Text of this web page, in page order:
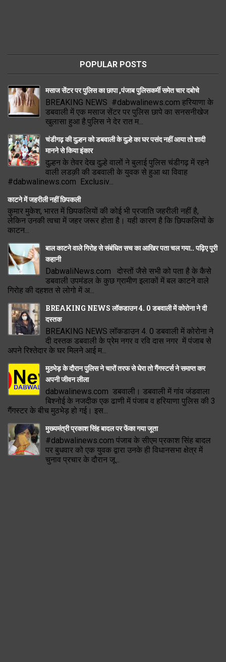
POPULAR POSTS
मसाज सेंटर पर पुलिस का छापा ,पंजाब पुलिसकर्मी समेत चार दबोचे
BREAKING NEWS #dabwalinews.com हरियाणा के
डबवाली में एक मसाज सेंटर पर पुलिस छापे का सनसनीखेज
खुलासा हुआ है.पुलिस ने देर रात म...
चंडीगढ़ की दुल्हन को डबवाली के दुल्हे का घर पसंद नहीं आया तो शादी
मानने से किया इंकार
दुल्हन के तेवर देख दुल्हे वालों ने बुलाई पुलिस चंडीगढ़ में रहने
वाली लडक़ी की डबवाली के युवक से हुआ था विवाह
#dabwalinews.com Exclusiv...
काटने में जहरीली नहीं छिपकली
कुमार मुकेश, भारत में छिपकलियों की कोई भी प्रजाति जहरीली नहीं है,
लेकिन उनकी त्वचा में जहर जरूर होता है। यही कारण है कि छिपकलियों के
काटन...
बाल काटने वाले गिरोह से संबंधित सच का आखिर पता चल गया.. पढ़िए पूरी
कहानी
DabwaliNews.com दोस्तों जैसे सभी को पता है के कैसे
डबवाली उपमंडल के कुछ ग्रामीण इलाकों में बल काटने वाले
गिरोह की दहशत से लोगो में अ...
BREAKING NEWS लॉकडाउन 4. 0 डबवाली में कोरोना ने दी
दस्तक
BREAKING NEWS लॉकडाउन 4. 0 डबवाली में कोरोना ने
दी दस्तक डबवाली के प्रेम नगर व रवि दास नगर में पंजाब से
अपने रिश्तेदार के घर मिलने आई म...
मुठभेड़ के दौरान पुलिस ने चारों तरफ से घेरा तो गैंगस्टर्स ने समाप्त कर
अपनी जीवन लीला
dabwalinews.com डबवाली। डबवाली में गांव जंडवाला
बिश्नोई के नजदीक एक ढाणी में पंजाब व हरियाणा पुलिस की 3
गैंगस्टर के बीच मुठभेड़ हो गई। इस...
मुख्यमंत्री प्रकाश सिंह बादल पर फेंका गया जूता
#dabwalinews.com पंजाब के सीएम प्रकाश सिंह बादल
पर बुधवार को एक युवक द्वारा उनके ही विधानसभा क्षेत्र में
चुनाव प्रचार के दौरान जू...